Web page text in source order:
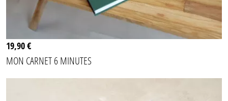
19,90 €
MON CARNET 6 MINUTES